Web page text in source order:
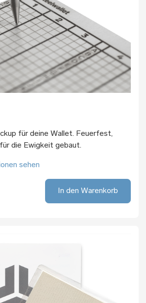
für deine Wallet. Feuerfest,
die Ewigkeit gebaut.
sehen
In den Warenkorb